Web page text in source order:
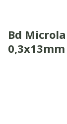
Bd
0,3x13mm